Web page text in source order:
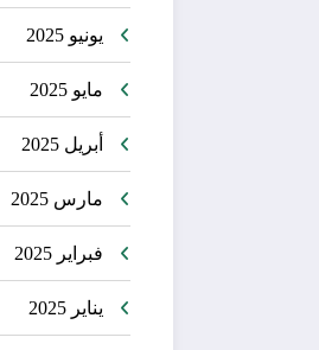
يونيو 2025
مايو 2025
أبريل 2025
مارس 2025
فبراير 2025
يناير 2025